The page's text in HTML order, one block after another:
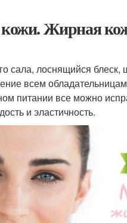
Жирная
сала, лоснящийся блеск,
всем
питании все можно
и эластичность.